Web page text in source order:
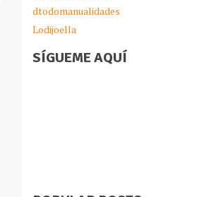
dtodomanualidades
Lodijoella
SÍGUEME AQUÍ